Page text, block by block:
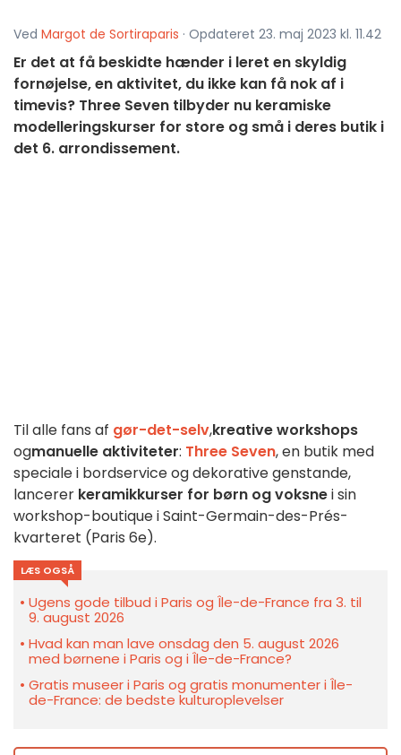
Ved Margot de Sortiraparis · Opdateret 23. maj 2023 kl. 11.42
Er det at få beskidte hænder i leret en skyldig
fornøjelse, en aktivitet, du ikke kan få nok af i
timevis? Three Seven tilbyder nu keramiske
modelleringskurser for store og små i deres butik i
det 6. arrondissement.
Til alle fans af gør-det-selv,kreative workshops
ogmanuelle aktiviteter: Three Seven, en butik med
speciale i bordservice og dekorative genstande,
lancerer keramikkurser for børn og voksnei sin
workshop-boutique i Saint-Germain-des-Prés-
kvarteret (Paris 6e).
LÆS OGSÅ
Ugens gode tilbud i Paris og Île-de-France fra 3. til
9. august 2026
Hvad kan man lave onsdag den 5. august 2026
med børnene i Paris og i Île-de-France?
Gratis museer i Paris og gratis monumenter i Île-
de-France: de bedste kulturoplevelser